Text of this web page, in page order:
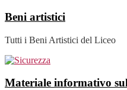
Beni artistici
Tutti i Beni Artistici del Liceo
Materiale informativo